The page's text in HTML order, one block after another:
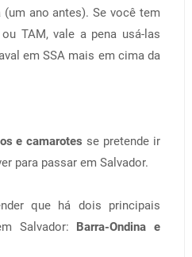
ano antes). Se você tem
TAM, vale a pena usá-las
em SSA mais em cima da
e camarotes se pretende ir
para passar em Salvador.
que há dois principais
Salvador: Barra-Ondina e